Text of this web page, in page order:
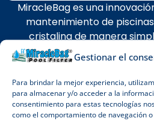
Gestionar el
Para brindar la mejor experiencia,
para almacenar y/o acceder a la
consentimiento para estas tecnologías
como el comportamiento de navegación
MiracleBag es una
mantenimiento de
cristalina de manera
necesidad de un